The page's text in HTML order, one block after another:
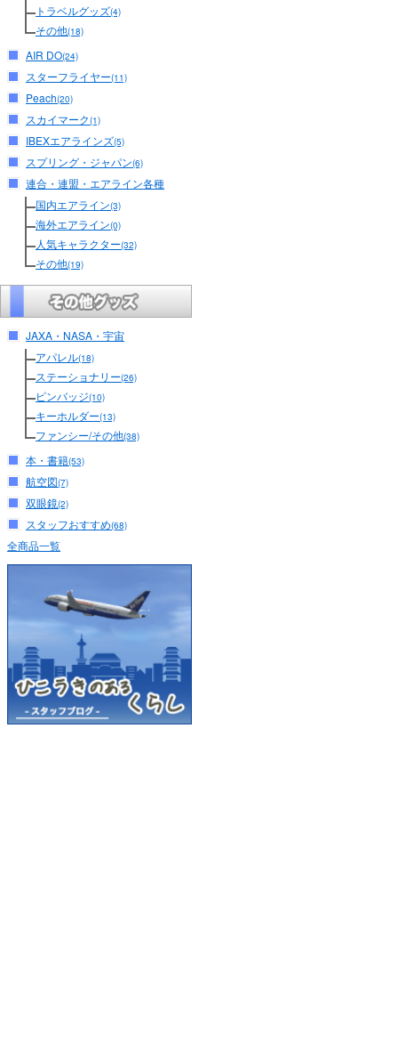
トラベルグッズ(4)
その他(18)
AIR DO(24)
スターフライヤー(11)
Peach(20)
スカイマーク(1)
IBEXエアラインズ(5)
スプリング・ジャパン(6)
連合・連盟・エアライン各種
国内エアライン(3)
海外エアライン(0)
人気キャラクター(32)
その他(19)
JAXA・NASA・宇宙
アパレル(18)
ステーショナリー(26)
ピンバッジ(10)
キーホルダー(13)
ファンシー/その他(38)
本・書籍(53)
航空図(7)
双眼鏡(2)
スタッフおすすめ(68)
全商品一覧